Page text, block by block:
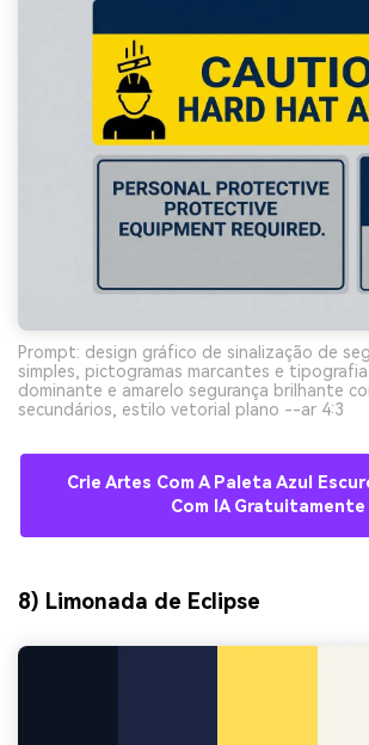
Prompt: design gráfico de sinalização de
simples, pictogramas marcantes e tipografia
dominante e amarelo segurança brilhante
secundários, estilo vetorial plano --ar 4:3
Crie Artes Com A Paleta Azul
Com IA Gratuitamente
8) Limonada de Eclipse